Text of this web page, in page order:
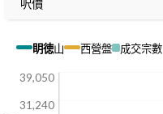
呎價
眀徳山 西營盤 成交宗數
39,050
31,240